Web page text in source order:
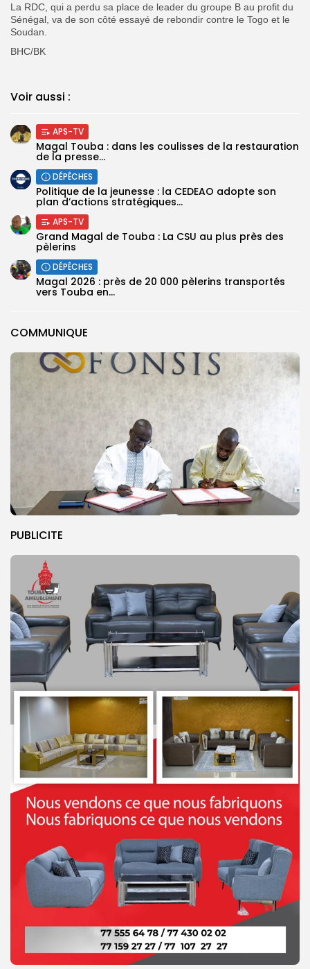
COMMUNIQUE
PUBLICITE
La RDC, qui a perdu sa place de leader du groupe B au profit du
Sénégal, va de son côté essayé de rebondir contre le Togo et le
Soudan.
BHC/BK
Voir aussi :
APS-TV
Magal Touba : dans les coulisses de la restauration
de la presse...
DÉPÊCHES
Politique de la jeunesse : la CEDEAO adopte son
plan d’actions stratégiques...
APS-TV
Grand Magal de Touba : La CSU au plus près des
pèlerins
DÉPÊCHES
Magal 2026 : près de 20 000 pèlerins transportés
vers Touba en...